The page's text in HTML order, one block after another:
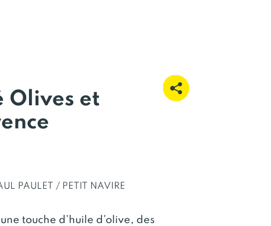
Olives et
PAULET / PETIT NAVIRE
touche d’huile d’olive, des